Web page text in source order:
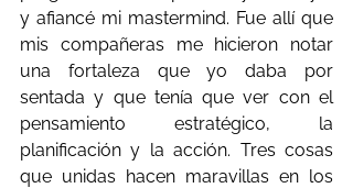
y afiancé mi mastermind. Fue allí que
mis compañeras me hicieron notar
una fortaleza que yo daba por
sentada y que tenía que ver con el
pensamiento estratégico, la
planificación y la acción. Tres cosas
que unidas hacen maravillas en los